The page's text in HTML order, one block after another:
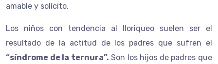
amable y solícito.
Los niños con tendencia al lloriqueo suelen ser el
resultado de la actitud de los padres que sufren el
“síndrome de la ternura”. Son los hijos de padres que